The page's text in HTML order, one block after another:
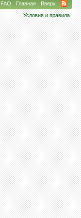
FAQ Главная
Вверх
Условия и правила